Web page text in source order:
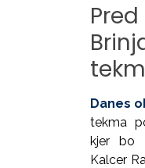
Pred
Danes
tekma
kjer bo
Kalcer